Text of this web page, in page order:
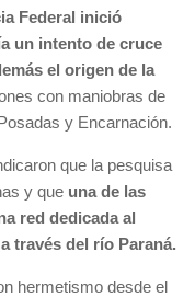
Federal inició
un intento de cruce
el origen de la
con maniobras de
y Encarnación.
que la pesquisa
y que una de las
red dedicada al
través del río Paraná.
hermetismo desde el